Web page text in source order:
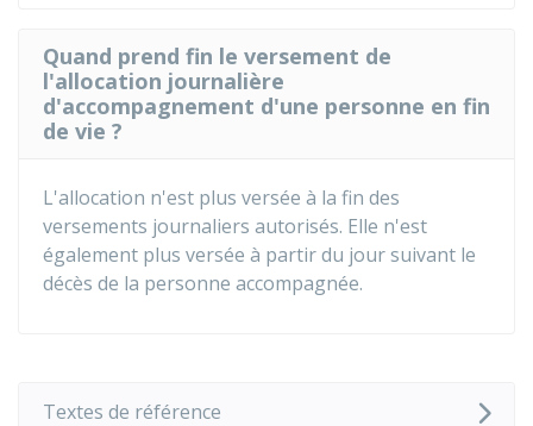
Quand prend fin le versement de
l'allocation journalière
d'accompagnement d'une personne en fin
de vie ?
L'allocation n'est plus versée à la fin des
versements journaliers autorisés. Elle n'est
également plus versée à partir du jour suivant le
décès de la personne accompagnée.
Textes de référence